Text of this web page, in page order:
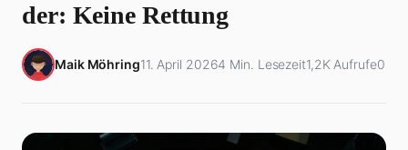
der: Keine Rettung
Maik Möhring11. April 20264 Min. Lesezeit1,2K Aufrufe0